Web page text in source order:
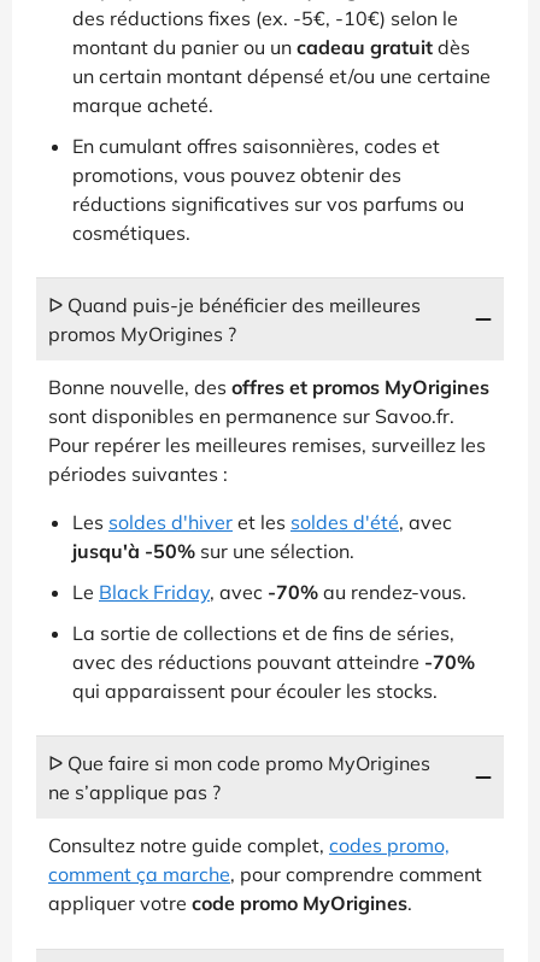
des réductions fixes (ex. -5€, -10€) selon le
montant du panier ou un cadeau gratuit dès
un certain montant dépensé et/ou une certaine
marque acheté.
En cumulant offres saisonnières, codes et
promotions, vous pouvez obtenir des
réductions significatives sur vos parfums ou
cosmétiques.
ᐅ Quand puis-je bénéficier des meilleures
promos MyOrigines ?
Bonne nouvelle, des offres et promos MyOrigines
sont disponibles en permanence sur Savoo.fr.
Pour repérer les meilleures remises, surveillez les
périodes suivantes :
Les soldes d'hiver et les soldes d'été, avec
jusqu'à -50% sur une sélection.
Le Black Friday, avec -70% au rendez-vous.
La sortie de collections et de fins de séries,
avec des réductions pouvant atteindre -70%
qui apparaissent pour écouler les stocks.
ᐅ Que faire si mon code promo MyOrigines
ne s’applique pas ?
Consultez notre guide complet, codes promo,
comment ça marche, pour comprendre comment
appliquer votre code promo MyOrigines.